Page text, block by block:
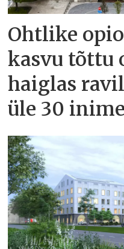
Ohtlike
kasvu tõttu
haiglas
üle 30